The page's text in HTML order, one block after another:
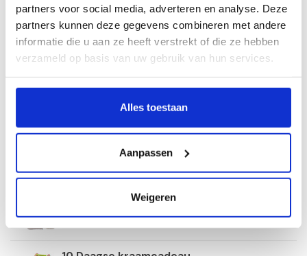
partners voor social media, adverteren en analyse. Deze
partners kunnen deze gegevens combineren met andere
informatie die u aan ze heeft verstrekt of die ze hebben
verzameld op basis van uw gebruik van hun services.
Alles toestaan
Aanpassen
Weigeren
Speelkleed
Op voorraad
€133,95
10 Daagse kraamcadeau
pakket Woezel en Pip Houten
Blokkenkar
Op voorraad
10 Daagse kraamcadeau
pakket Fiatje 500
10 Daagse kraamcadeau
pakket Jumping Cow
Op voorraad